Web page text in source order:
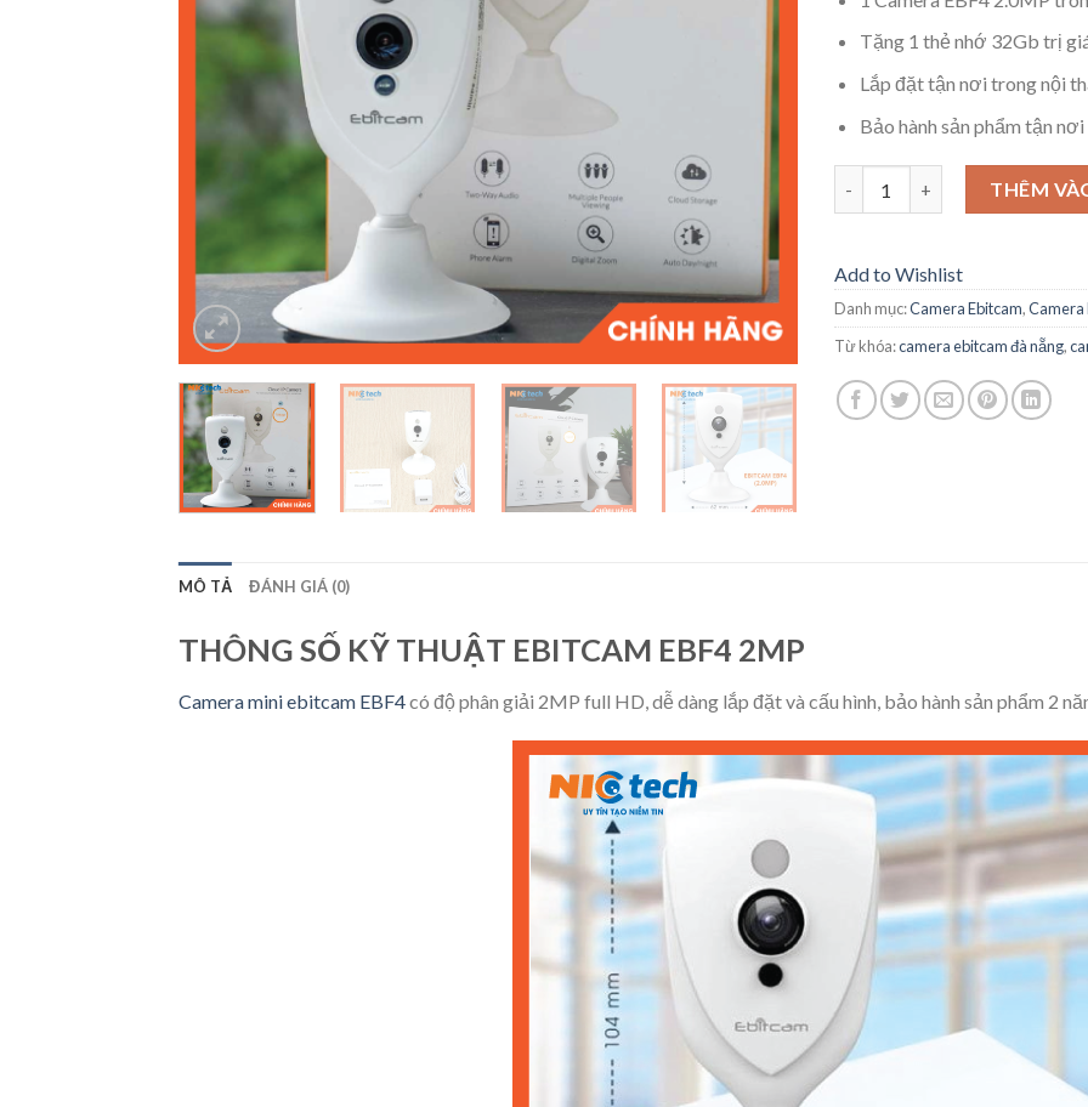
Tặng 1 thẻ nhớ 32Gb trị
Lắp đặt tận nơi trong nội
Bảo hành sản phẩm tận nơi
Camera Ebitcam EBF4 2MP
THÊM
Add to Wishlist
Danh mục:Camera Ebitcam,Camera
Từ khóa:camera ebitcam đà nẵng,
MÔ TẢ ĐÁNH GIÁ (0)
THÔNG SỐ KỸ THUẬT EBITCAM EBF4 2MP
Camera mini ebitcam EBF4có độ phân giải 2MP full HD, dễ dàng lắp đặt và cấu hình, bảo hành sản phẩm 2